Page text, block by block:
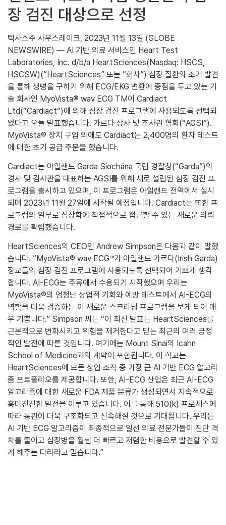
장 검진 대상으로 선정
텍사스주 사우스레이크, 2023년 11월 13일 (GLOBE
NEWSWIRE) — AI 기반 의료 서비스인 Heart Test
Laboratories, Inc. d/b/a HeartSciences(Nasdaq: HSCS,
HSCSW)(“HeartSciences” 또는 “회사”) 심장 질환의 조기 발견
을 통해 생명을 구하기 위해 ECG/EKG 변환에 중점을 두고 있는 기
술 회사인 MyoVista® wav ECG TM이 Cardiact
Ltd(“Cardiact”)에 의해 심장 검진 프로그램에 사용되도록 선택되
었다고 오늘 발표했습니다. 가르다 상사 및 조사관 협회(“AGSI”).
MyoVista® 장치 구입 외에도 Cardiact는 2,400명의 환자 테스트
에 대한 초기 공급 주문을 했습니다.
Cardiact는 아일랜드 Garda Síochána 국립 경찰청(“Garda”)의
경사 및 검사관을 대표하는 AGSI를 위해 새로 설립된 심장 검진 프
로그램을 출시하고 있으며, 이 프로그램은 아일랜드 전역에서 실시
되며 2023년 11월 27일에 시작될 예정입니다. Cardiact는 또한 프
로그램의 일부로 심장학에 직접적으로 접근할 수 있는 새로운 의뢰
경로를 확립했습니다.
HeartSciences의 CEO인 Andrew Simpson은 다음과 같이 말했
습니다. “MyoVista® wav ECG™가 아일랜드 가르다(Irish Garda)
장교들의 심장 검진 프로그램에 사용되도록 선택되어 기쁘게 생각
합니다. AI-ECG는 주류에서 수용되기 시작했으며 우리는
MyoVista®의 엄청난 상업적 기회와 예방 테스트에서 AI-ECG의
역할을 더욱 검증하는 이 새로운 스크리닝 프로그램을 보게 되어 매
우 기쁩니다.” Simpson 씨는 “이 최신 발표는 HeartSciences를
근본적으로 변화시키고 위험을 제거한다고 믿는 최근의 여러 긍정
적인 발전에 따른 것입니다. 여기에는 Mount Sinai의 Icahn
School of Medicine과의 계약이 포함됩니다. 이 학교는
HeartSciences에 모든 상업 조직 중 가장 큰 AI 기반 ECG 알고리
즘 포트폴리오를 제공합니다. 또한, AI-ECG 산업은 최근 AI-ECG
알고리즘에 대한 새로운 FDA 제품 분류가 생성되면서 지속적으로
흥미진진한 발전을 이루고 있습니다. 이를 통해 510(k) 프로세스에
따라 통관이 더욱 구조화되고 신속해질 것으로 기대됩니다. 우리는
AI 기반 ECG 알고리즘이 최종적으로 일선 의료 전문가들이 진단 격
차를 줄이고 심장병을 훨씬 더 빠르고 저렴한 비용으로 발견할 수 있
게 해주는 다리라고 믿습니다.”